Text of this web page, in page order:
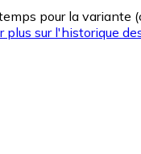
pour la
plus sur l'historique